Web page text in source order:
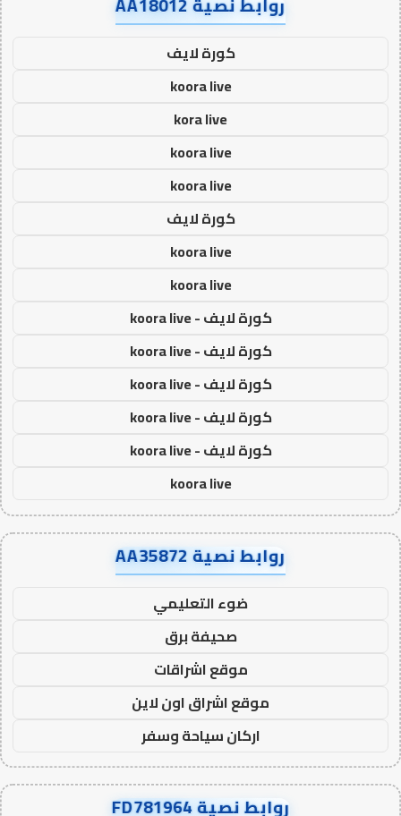
كورة لايف
koora live
kora live
koora live
koora live
كورة لايف
koora live
koora live
كورة لايف - koora live
كورة لايف - koora live
كورة لايف - koora live
كورة لايف - koora live
كورة لايف - koora live
koora live
روابط نصية AA35872
ضوء التعليمي
صحيفة برق
موقع اشراقات
موقع اشراق اون لاين
اركان سياحة وسفر
روابط نصية FD781964